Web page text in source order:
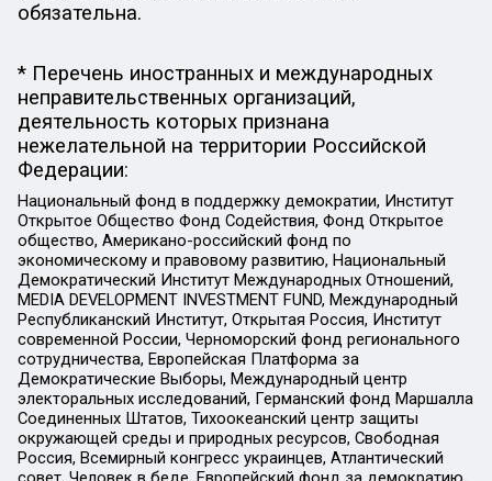
обязательна.
* Перечень иностранных и международных
неправительственных организаций,
деятельность которых признана
нежелательной на территории Российской
Федерации:
Национальный фонд в поддержку демократии, Институт
Открытое Общество Фонд Содействия, Фонд Открытое
общество, Американо-российский фонд по
экономическому и правовому развитию, Национальный
Демократический Институт Международных Отношений,
MEDIA DEVELOPMENT INVESTMENT FUND, Международный
Республиканский Институт, Открытая Россия, Институт
современной России, Черноморский фонд регионального
сотрудничества, Европейская Платформа за
Демократические Выборы, Международный центр
электоральных исследований, Германский фонд Маршалла
Соединенных Штатов, Тихоокеанский центр защиты
окружающей среды и природных ресурсов, Свободная
Россия, Всемирный конгресс украинцев, Атлантический